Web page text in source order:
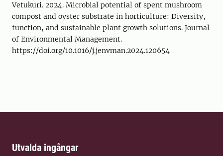
Vetukuri. 2024. Microbial potential of spent mushroom
compost and oyster substrate in horticulture: Diversity,
function, and sustainable plant growth solutions. Journal
of Environmental Management.
https://doi.org/10.1016/j.jenvman.2024.120654
Utvalda ingångar